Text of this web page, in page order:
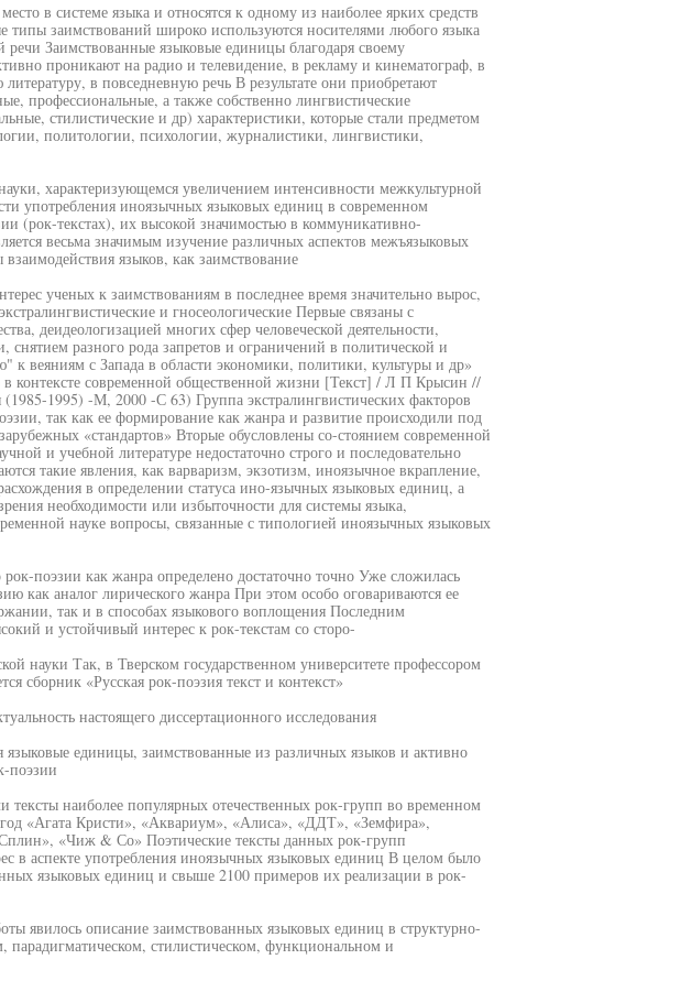
в системе языка и относятся к одному из наиболее ярких средств
типы заимствований широко используются носителями любого языка
Заимствованные языковые единицы благодаря своему
проникают на радио и телевидение, в рекламу и кинематограф, в
в повседневную речь В результате они приобретают
профессиональные, а также собственно лингвистические
стилистические и др) характеристики, которые стали предметом
политологии, психологии, журналистики, лингвистики,
характеризующемся увеличением интенсивности межкультурной
употребления иноязычных языковых единиц в современном
(рок-текстах), их высокой значимостью в коммуникативно-
весьма значимым изучение различных аспектов межъязыковых
языков, как заимствование
ученых к заимствованиям в последнее время значительно вырос,
и гносеологические Первые связаны с
деидеологизацией многих сфер человеческой деятельности,
снятием разного рода запретов и ограничений в политической и
к веяниям с Запада в области экономики, политики, культуры и др»
контексте современной общественной жизни [Текст] / Л П Крысин //
1995) -М, 2000 -С 63) Группа экстралингвистических факторов
так как ее формирование как жанра и развитие происходили под
«стандартов» Вторые обусловлены со-стоянием современной
и учебной литературе недостаточно строго и последовательно
такие явления, как варваризм, экзотизм, иноязычное вкрапление,
в определении статуса ино-язычных языковых единиц, а
необходимости или избыточности для системы языка,
науке вопросы, связанные с типологией иноязычных языковых
поэзии как жанра определено достаточно точно Уже сложилась
как аналог лирического жанра При этом особо оговариваются ее
так и в способах языкового воплощения Последним
и устойчивый интерес к рок-текстам со сторо-
науки Так, в Тверском государственном университете профессором
сборник «Русская рок-поэзия текст и контекст»
настоящего диссертационного исследования
языковые единицы, заимствованные из различных языков и активно
поэзии
наиболее популярных отечественных рок-групп во временном
«Агата Кристи», «Аквариум», «Алиса», «ДДТ», «Земфира»,
«Чиж & Со» Поэтические тексты данных рок-групп
в аспекте употребления иноязычных языковых единиц В целом было
языковых единиц и свыше 2100 примеров их реализации в рок-
явилось описание заимствованных языковых единиц в структурно-
парадигматическом, стилистическом, функциональном и